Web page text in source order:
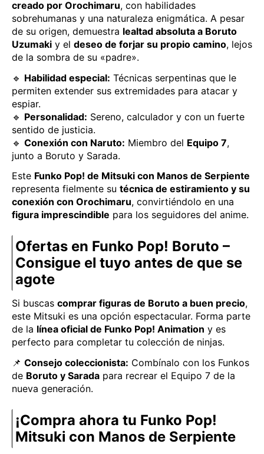
creado por Orochimaru, con habilidades
sobrehumanas y una naturaleza enigmática. A pesar
de su origen, demuestra lealtad absoluta a Boruto
Uzumaki y el deseo de forjar su propio camino, lejos
de la sombra de su «padre».
🔹 Habilidad especial: Técnicas serpentinas que le
permiten extender sus extremidades para atacar y
espiar.
🔹 Personalidad: Sereno, calculador y con un fuerte
sentido de justicia.
🔹 Conexión con Naruto: Miembro del Equipo 7,
junto a Boruto y Sarada.
Este Funko Pop! de Mitsuki con Manos de Serpiente
representa fielmente su técnica de estiramiento y su
conexión con Orochimaru, convirtiéndolo en una
figura imprescindible para los seguidores del anime.
Ofertas en Funko Pop! Boruto –
Consigue el tuyo antes de que se
agote
Si buscas comprar figuras de Boruto a buen precio,
este Mitsuki es una opción espectacular. Forma parte
de la línea oficial de Funko Pop! Animation y es
perfecto para completar tu colección de ninjas.
📌 Consejo coleccionista: Combínalo con los Funkos
de Boruto y Sarada para recrear el Equipo 7 de la
nueva generación.
¡Compra ahora tu Funko Pop!
Mitsuki con Manos de Serpiente